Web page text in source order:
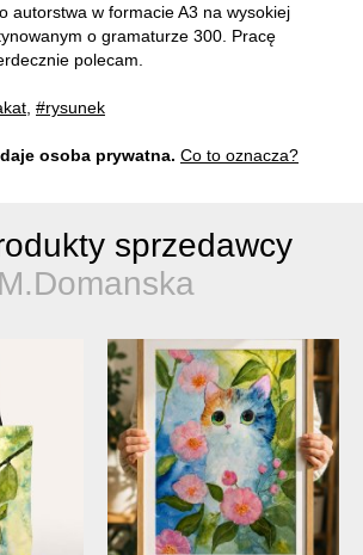
autorstwa w formacie A3 na wysokiej
o gramaturze 300. Pracę
polecam.
#rysunek
osoba prywatna. Co to oznacza?
sprzedawcy
M.Domanska